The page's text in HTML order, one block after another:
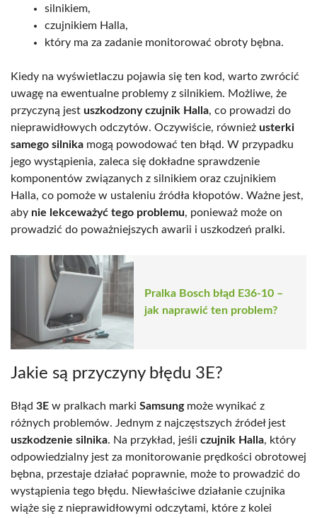
silnikiem,
czujnikiem Halla,
który ma za zadanie monitorować obroty bębna.
Kiedy na wyświetlaczu pojawia się ten kod, warto zwrócić
uwagę na ewentualne problemy z silnikiem. Możliwe, że
przyczyną jest uszkodzony czujnik Halla, co prowadzi do
nieprawidłowych odczytów. Oczywiście, również usterki
samego silnika mogą powodować ten błąd. W przypadku
jego wystąpienia, zaleca się dokładne sprawdzenie
komponentów związanych z silnikiem oraz czujnikiem
Halla, co pomoże w ustaleniu źródła kłopotów. Ważne jest,
aby nie lekceważyć tego problemu, ponieważ może on
prowadzić do poważniejszych awarii i uszkodzeń pralki.
Pralka Bosch błąd E36-10 –
jak naprawić ten problem?
Jakie są przyczyny błędu 3E?
Błąd 3E w pralkach marki Samsungmoże wynikać z
różnych problemów. Jednym z najczęstszych źródeł jest
uszkodzenie silnika. Na przykład, jeśli czujnik Halla, który
odpowiedzialny jest za monitorowanie prędkości obrotowej
bębna, przestaje działać poprawnie, może to prowadzić do
wystąpienia tego błędu. Niewłaściwe działanie czujnika
wiąże się z nieprawidłowymi odczytami, które z kolei